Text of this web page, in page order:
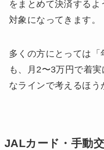
をまとめて決済する
対象になってきます。
多くの方にとっては「
も、月2〜3万円で着
なラインで考えるほう
JALカード・手動